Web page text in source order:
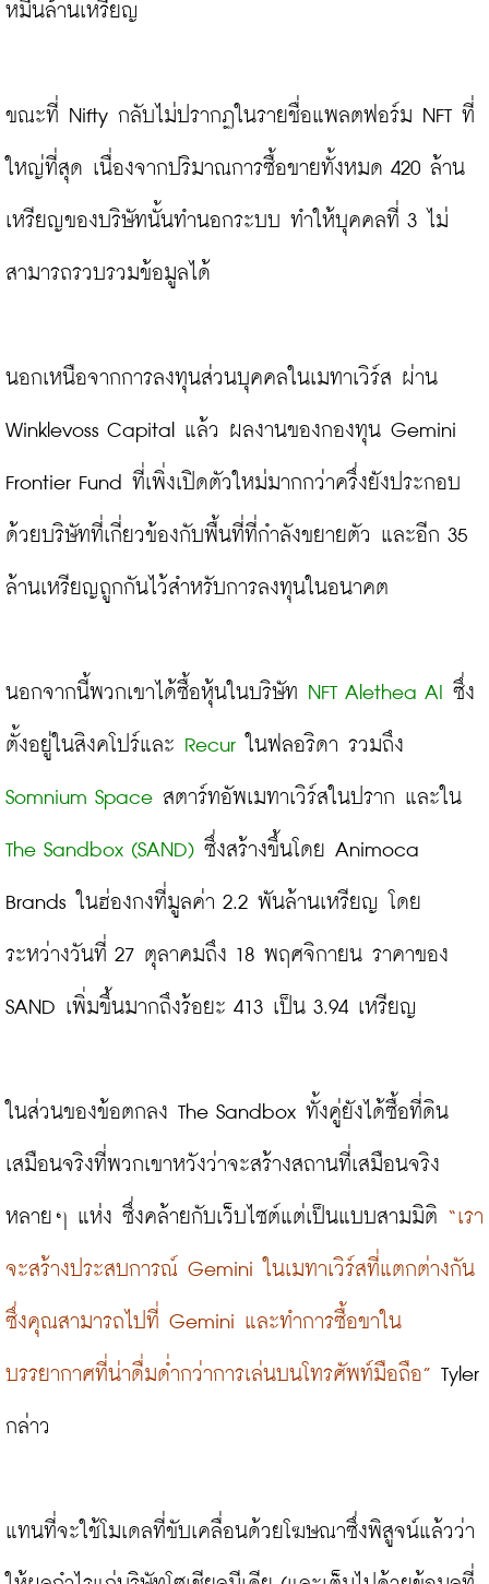
หมื่นล้านเหรียญ
ขณะที่ Nifty กลับไม่ปรากฏในรายชื่อแพลตฟอร์ม NFT ที่
ใหญ่ที่สุด เนื่องจากปริมาณการซื้อขายทั้งหมด 420 ล้าน
เหรียญของบริษัทนั้นทำนอกระบบ ทำให้บุคคลที่ 3 ไม่
สามารถรวบรวมข้อมูลได้
นอกเหนือจากการลงทุนส่วนบุคคลในเมทาเวิร์ส ผ่าน
Winklevoss Capital แล้ว ผลงานของกองทุน Gemini
Frontier Fund ที่เพิ่งเปิดตัวใหม่มากกว่าครึ่งยังประกอบ
ด้วยบริษัทที่เกี่ยวข้องกับพื้นที่ที่กำลังขยายตัว และอีก 35
ล้านเหรียญถูกกันไว้สำหรับการลงทุนในอนาคต
นอกจากนี้พวกเขาได้ซื้อหุ้นในบริษัท NFT Alethea AI ซึ่ง
ตั้งอยู่ในสิงคโปร์และ Recur
Somnium Space
The Sandbox (SAND) ซึ่งสร้างขึ้นโดย Animoca
Brands ในฮ่องกงที่มูลค่า 2.2 พันล้านเหรียญ โดย
ระหว่างวันที่ 27 ตุลาคมถึง 18 พฤศจิกายน ราคาของ
SAND เพิ่มขึ้นมากถึงร้อยะ 413 เป็น 3.94 เหรียญ
ในส่วนของข้อตกลง The Sandbox ทั้งคู่ยังได้ซื้อที่ดิน
เสมือนจริงที่พวกเขาหวังว่าจะสร้างสถานที่เสมือนจริง
หลายๆ แห่ง ซึ่งคล้ายกับเว็บไซต์แต่เป็นแบบสามมิติ “เรา
จะสร้างประสบการณ์ Gemini ในเมทาเวิร์สที่แตกต่างกัน
ซึ่งคุณสามารถไปที่ Gemini และทำการซื้อขาใน
บรรยากาศที่น่าดื่มด่ำกว่าการเล่นบนโทรศัพท์มือถือ” Tyler
กล่าว
แทนที่จะใช้โมเดลที่ขับเคลื่อนด้วยโฆษณาซึ่งพิสูจน์แล้วว่า